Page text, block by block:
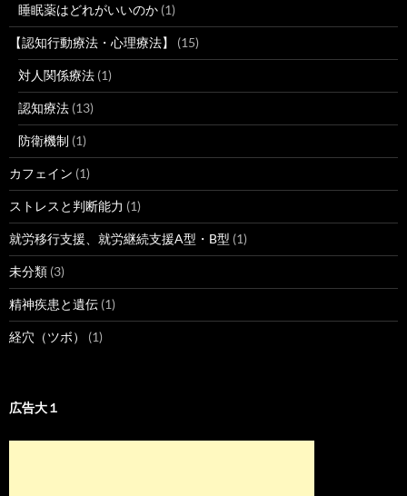
睡眠薬はどれがいいのか (1)
【認知行動療法・心理療法】 (15)
対人関係療法 (1)
認知療法 (13)
防衛機制 (1)
カフェイン (1)
ストレスと判断能力 (1)
就労移行支援、就労継続支援A型・B型 (1)
未分類 (3)
精神疾患と遺伝 (1)
経穴（ツボ） (1)
広告大１